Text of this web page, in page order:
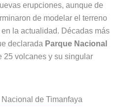
erupciones, aunque de
de modelar el terreno
la actualidad. Décadas más
declarada Parque Nacional
25 volcanes y su singular
de Timanfaya